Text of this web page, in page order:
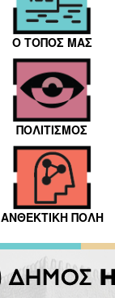
Ο ΤΟΠΟΣ ΜΑΣ
ΠΟΛΙΤΙΣΜΟΣ
ΑΝΘΕΚΤΙΚΗ ΠΟΛΗ